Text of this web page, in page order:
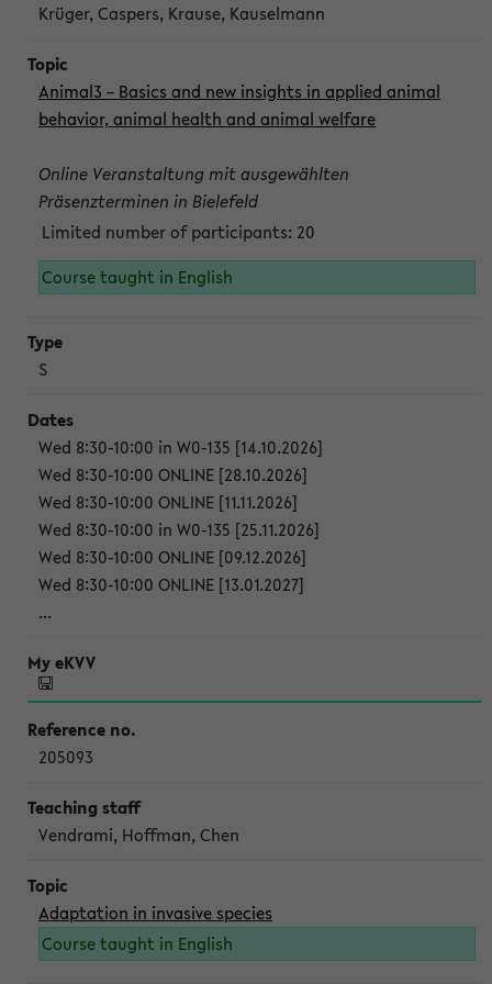
Krüger, Caspers, Krause, Kauselmann
Animal3 – Basics and new insights in applied animal
behavior, animal health and animal welfare
Online Veranstaltung mit ausgewählten
Präsenzterminen in Bielefeld
Limited number of participants: 20
Course taught in English
S
Wed 8:30-10:00 in W0-135 [14.10.2026]
Wed 8:30-10:00 ONLINE [28.10.2026]
Wed 8:30-10:00 ONLINE [11.11.2026]
Wed 8:30-10:00 in W0-135 [25.11.2026]
Wed 8:30-10:00 ONLINE [09.12.2026]
Wed 8:30-10:00 ONLINE [13.01.2027]
...
205093
Vendrami, Hoffman, Chen
Adaptation in invasive species
Course taught in English